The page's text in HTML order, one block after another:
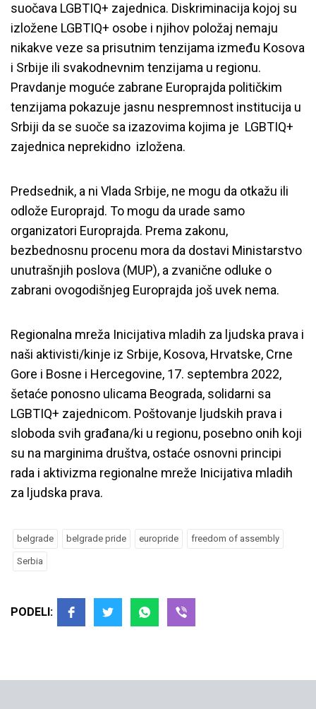
suočava LGBTIQ+ zajednica. Diskriminacija kojoj su
izložene LGBTIQ+ osobe i njihov položaj nemaju
nikakve veze sa prisutnim tenzijama između Kosova
i Srbije ili svakodnevnim tenzijama u regionu.
Pravdanje moguće zabrane Europrajda političkim
tenzijama pokazuje jasnu nespremnost institucija u
Srbiji da se suoče sa izazovima kojima je LGBTIQ+
zajednica neprekidno izložena.
Predsednik, a ni Vlada Srbije, ne mogu da otkažu ili
odlože Europrajd. To mogu da urade samo
organizatori Europrajda. Prema zakonu,
bezbednosnu procenu mora da dostavi Ministarstvo
unutrašnjih poslova (MUP), a zvanične odluke o
zabrani ovogodišnjeg Europrajda još uvek nema.
Regionalna mreža Inicijativa mladih za ljudska prava i
naši aktivisti/kinje iz Srbije, Kosova, Hrvatske, Crne
Gore i Bosne i Hercegovine, 17. septembra 2022,
šetaće ponosno ulicama Beograda, solidarni sa
LGBTIQ+ zajednicom. Poštovanje ljudskih prava i
sloboda svih građana/ki u regionu, posebno onih koji
su na marginima društva, ostaće osnovni principi
rada i aktivizma regionalne mreže Inicijativa mladih
za ljudska prava.
belgrade belgrade pride europride freedom of assembly
Serbia
PODELI: